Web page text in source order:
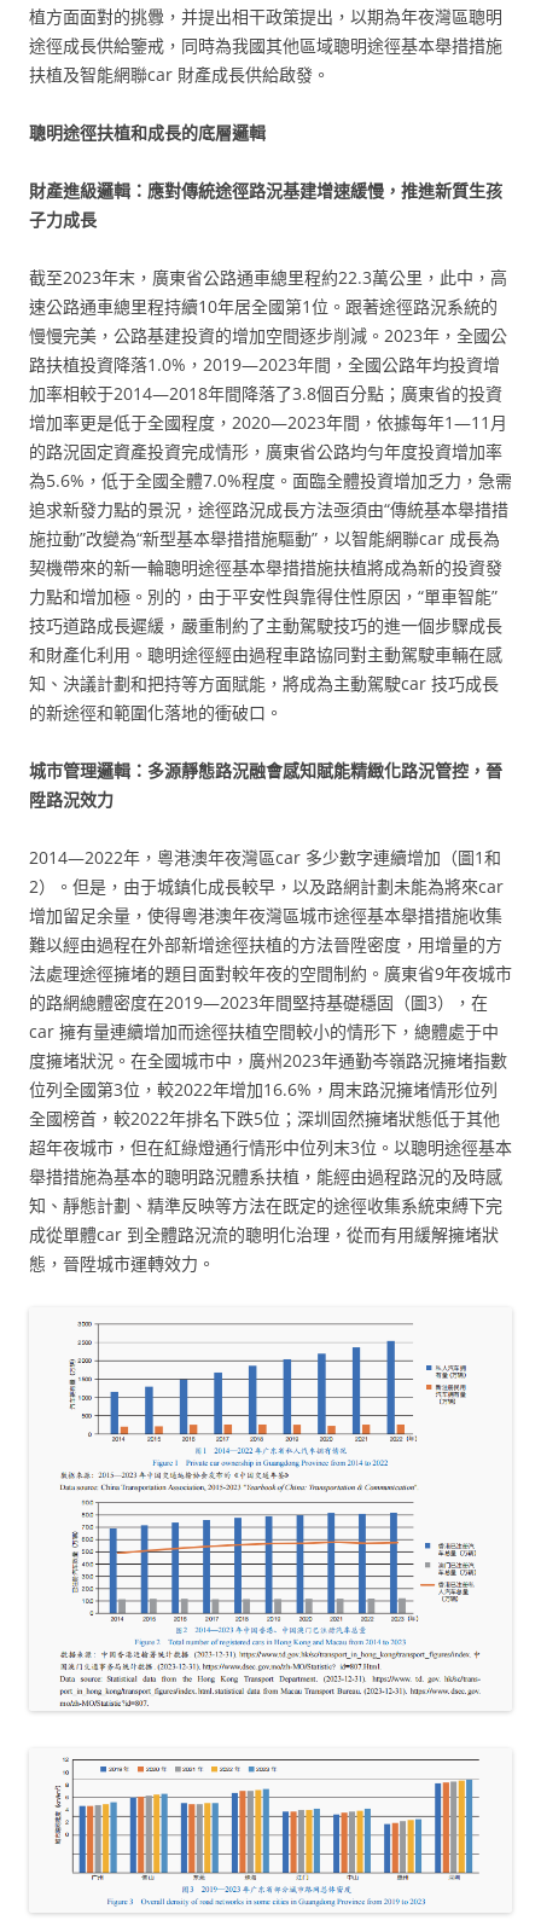
植方面面對的挑釁，并提出相干政策提出，以期為年夜灣區聰明
途徑成長供給鑒戒，同時為我國其他區域聰明途徑基本舉措措施
扶植及智能網聯car 財產成長供給啟發。
聰明途徑扶植和成長的底層邏輯
財產進級邏輯：應對傳統途徑路況基建增速緩慢，推進新質生孩
子力成長
截至2023年末，廣東省公路通車總里程約22.3萬公里，此中，高
速公路通車總里程持續10年居全國第1位。跟著途徑路況系統的
慢慢完美，公路基建投資的增加空間逐步削減。2023年，全國公
路扶植投資降落1.0%，2019—2023年間，全國公路年均投資增
加率相較于2014—2018年間降落了3.8個百分點；廣東省的投資
增加率更是低于全國程度，2020—2023年間，依據每年1—11月
的路況固定資產投資完成情形，廣東省公路均勻年度投資增加率
為5.6%，低于全國全體7.0%程度。面臨全體投資增加乏力，急需
追求新發力點的景況，途徑路況成長方法亟須由“傳統基本舉措措
施拉動”改變為“新型基本舉措措施驅動”，以智能網聯car 成長為
契機帶來的新一輪聰明途徑基本舉措措施扶植將成為新的投資發
力點和增加極。別的，由于平安性與靠得住性原因，“單車智能”
技巧道路成長遲緩，嚴重制約了主動駕駛技巧的進一個步驟成長
和財產化利用。聰明途徑經由過程車路協同對主動駕駛車輛在感
知、決議計劃和把持等方面賦能，將成為主動駕駛car 技巧成長
的新途徑和範圍化落地的衝破口。
城市管理邏輯：多源靜態路況融會感知賦能精緻化路況管控，晉
陞路況效力
2014—2022年，粵港澳年夜灣區car 多少數字連續增加（圖1和
2）。但是，由于城鎮化成長較早，以及路網計劃未能為將來car
增加留足余量，使得粵港澳年夜灣區城市途徑基本舉措措施收集
難以經由過程在外部新增途徑扶植的方法晉陞密度，用增量的方
法處理途徑擁堵的題目面對較年夜的空間制約。廣東省9年夜城市
的路網總體密度在2019—2023年間堅持基礎穩固（圖3），在
car 擁有量連續增加而途徑扶植空間較小的情形下，總體處于中
度擁堵狀況。在全國城市中，廣州2023年通勤岑嶺路況擁堵指數
位列全國第3位，較2022年增加16.6%，周末路況擁堵情形位列
全國榜首，較2022年排名下跌5位；深圳固然擁堵狀態低于其他
超年夜城市，但在紅綠燈通行情形中位列末3位。以聰明途徑基本
舉措措施為基本的聰明路況體系扶植，能經由過程路況的及時感
知、靜態計劃、精準反映等方法在既定的途徑收集系統束縛下完
成從單體car 到全體路況流的聰明化治理，從而有用緩解擁堵狀
態，晉陞城市運轉效力。